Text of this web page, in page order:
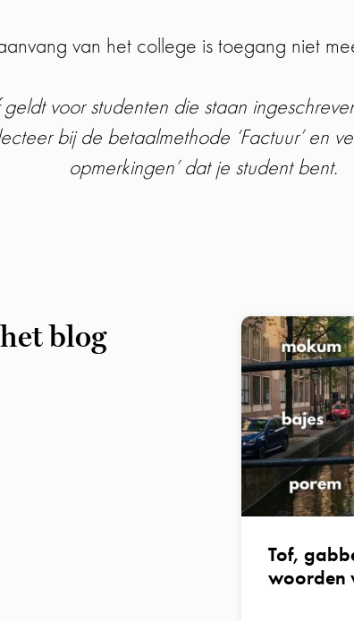
van het college is toegang niet
voor studenten die staan
bij de betaalmethode ‘Factuur’ en
opmerkingen’ dat je student bent.
blog
Tof,
woorden